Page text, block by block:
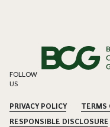
FOLLOW
US
PRIVACY POLICY TERMS
RESPONSIBLE DISCLOSURE